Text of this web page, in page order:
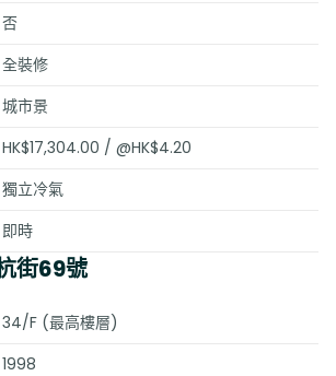
否
全裝修
城市景
HK$17,304.00 / @HK$4.20
獨立冷氣
即時
街69號
34/F (最高樓層)
1998